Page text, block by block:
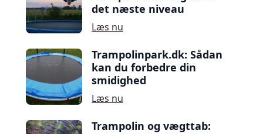
det næste niveau
Læs nu
Trampolinpark.dk: Sådan
kan du forbedre din
smidighed
Læs nu
Trampolin og vægttab: